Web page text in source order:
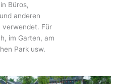
Büros,
anderen
verwendet. Für
im Garten, am
Park usw.